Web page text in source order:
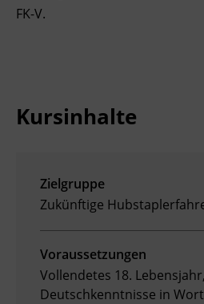
Digitales Lernen
FK-V.
Kursinhalte
Zielgruppe
Zukünftige
Voraussetzungen
Vollendetes 18.
Deutschkenntnisse in